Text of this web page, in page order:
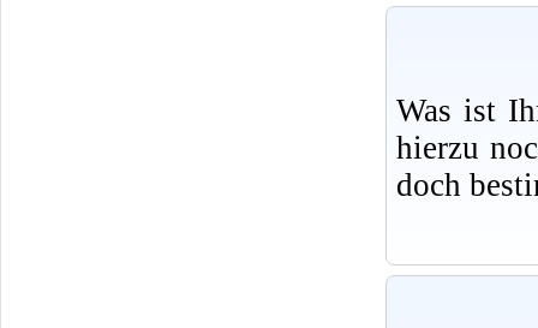
Was ist
hierzu
doch